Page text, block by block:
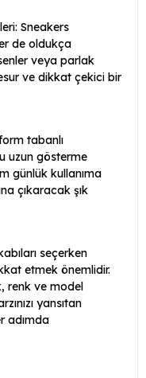
Sneakers
de oldukça
veya parlak
ve dikkat çekici bir
tabanlı
uzun gösterme
günlük kullanıma
çıkaracak şık
seçerken
etmek önemlidir.
renk ve model
yansıtan
adımda